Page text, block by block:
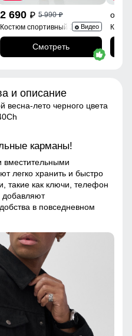
2 690 p 5 990p
Костюм спортивный 336BВидео
Смотреть
от
и описание
весна-лето черного цвета
карманы!
легко хранить и быстро
такие как ключи, телефон
в повседневном